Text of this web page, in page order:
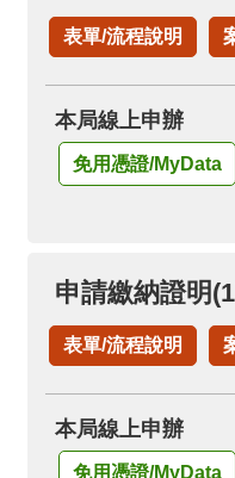
表單/流程說明
本局線上申辦
免用憑證/MyData
申請繳納證明
表單/流程說明
本局線上申辦
免用憑證/MyData